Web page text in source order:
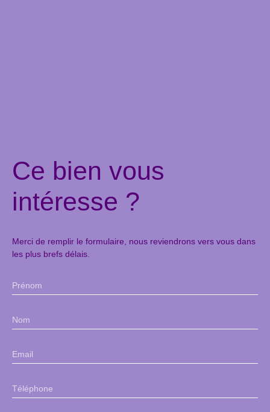
Ce bien vous
intéresse ?
Merci de remplir le formulaire, nous reviendrons vers vous dans
les plus brefs délais.
Prénom
Nom
Email
Téléphone